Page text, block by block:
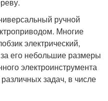
ручной
Многие
электрический,
его небольшие размеры
электроинструмента
задач, в числе